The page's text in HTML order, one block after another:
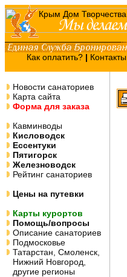
Как оплатить? | Контакты
Новости санаториев
Карта сайта
Форма для заказа
Кавминводы
Кисловодск
Ессентуки
Пятигорск
Железноводск
Рейтинг санаториев
Цены на путевки
Карты курортов
Помощь/вопросы
Описание санаториев
Подмосковье
Татарстан, Смоленск,
Нижний Новгород,
другие регионы